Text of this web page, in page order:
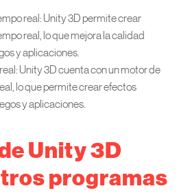
real: Unity 3D permite crear
real, lo que mejora la calidad
y aplicaciones.
Unity 3D cuenta con un motor de
lo que permite crear efectos
y aplicaciones.
Unity 3D
programas